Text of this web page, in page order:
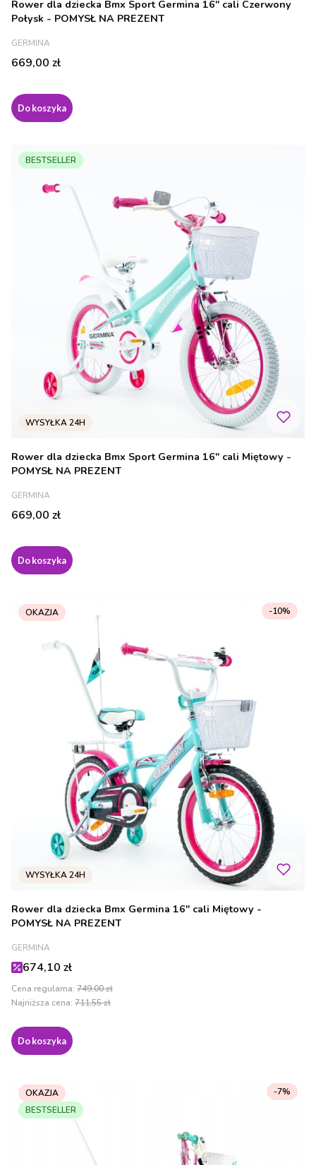
Rower dla dziecka Bmx Sport Germina 16" cali Czerwony
Połysk - POMYSŁ NA PREZENT
PRODUCENT
GERMINA
Cena
669,00 zł
Do koszyka
BESTSELLER
Rower dla dziecka Bmx Sport Germina 16" cali Miętowy -
POMYSŁ NA PREZENT
PRODUCENT
GERMINA
Cena
669,00 zł
Do koszyka
OKAZJA
Rower dla dziecka Bmx Germina 16" cali Miętowy -
POMYSŁ NA PREZENT
PRODUCENT
GERMINA
Cena promocyjna
674,10 zł
Cena regularna: 749,00 zł
-10%
Najniższa cena: 711,55 zł
Do koszyka
OKAZJA
BESTSELLER
-7%